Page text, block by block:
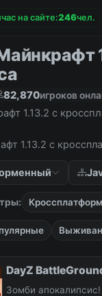
на сайте:246чел.
82,870игроков
1.13.2 с
1.13.2 с
DayZ
Зомби апокалипсис!